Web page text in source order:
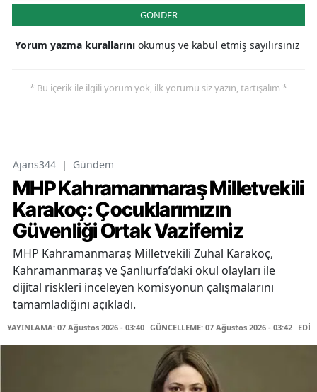
GÖNDER
Yorum yazma kurallarını okumuş ve kabul etmiş sayılırsınız
* Bu içerik ile ilgili yorum yok, ilk yorumu siz yazın, tartışalım *
Ajans344 | Gündem
MHP Kahramanmaraş Milletvekili
Karakoç: Çocuklarımızın
Güvenliği Ortak Vazifemiz
MHP Kahramanmaraş Milletvekili Zuhal Karakoç,
Kahramanmaraş ve Şanlıurfa’daki okul olayları ile
dijital riskleri inceleyen komisyonun çalışmalarını
tamamladığını açıkladı.
YAYINLAMA: 07 Ağustos 2026 - 03:40 GÜNCELLEME: 07 Ağustos 2026 - 03:42